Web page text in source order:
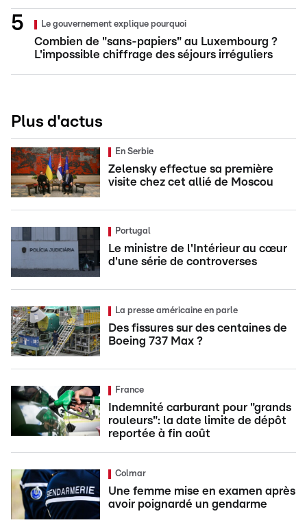
Le gouvernement explique pourquoi
Combien de "sans-papiers" au Luxembourg ?
L'impossible chiffrage des séjours irréguliers
Plus d'actus
En Serbie
Zelensky effectue sa première
visite chez cet allié de Moscou
Portugal
Le ministre de l'Intérieur au cœur
d'une série de controverses
La presse américaine en parle
Des fissures sur des centaines de
Boeing 737 Max ?
France
Indemnité carburant pour "grands
rouleurs": la date limite de dépôt
reportée à fin août
Colmar
Une femme mise en examen après
avoir poignardé un gendarme